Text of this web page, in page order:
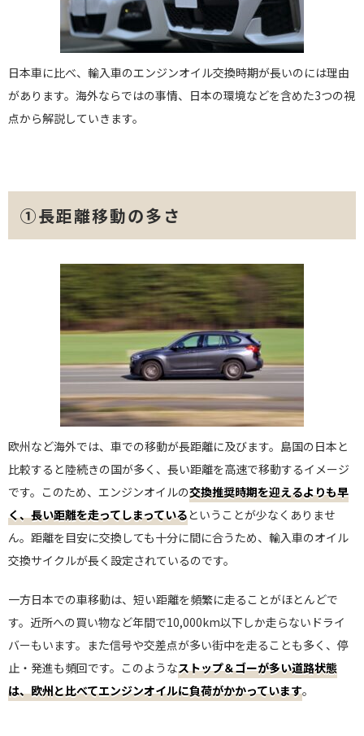
日本車に比べ、輸入車のエンジンオイル交換時期が長いのには理由
があります。海外ならではの事情、日本の環境などを含めた3つの視
点から解説していきます。
①長距離移動の多さ
欧州など海外では、車での移動が長距離に及びます。島国の日本と
比較すると陸続きの国が多く、長い距離を高速で移動するイメージ
です。このため、エンジンオイルの交換推奨時期を迎えるよりも早
く、長い距離を走ってしまっているということが少なくありませ
ん。距離を目安に交換しても十分に間に合うため、輸入車のオイル
交換サイクルが長く設定されているのです。
一方日本での車移動は、短い距離を頻繁に走ることがほとんどで
す。近所への買い物など年間で10,000km以下しか走らないドライ
バーもいます。また信号や交差点が多い街中を走ることも多く、停
止・発進も頻回です。このようなストップ＆ゴーが多い道路状態
は、欧州と比べてエンジンオイルに負荷がかかっています。